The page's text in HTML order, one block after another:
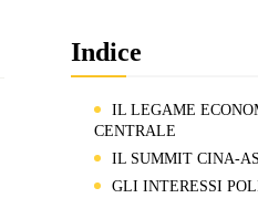
Indice
IL LEGAME
CENTRALE
IL SUMMIT CINA-
GLI INTERESSI